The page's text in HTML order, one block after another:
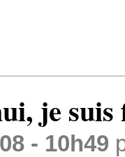
je suis
- 10h49